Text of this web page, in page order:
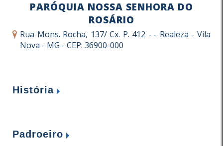
PARÓQUIA NOSSA SENHORA DO
ROSÁRIO
Rua Mons. Rocha, 137/ Cx. P. 412 - - Realeza - Vila
Nova - MG - CEP: 36900-000
História
Padroeiro